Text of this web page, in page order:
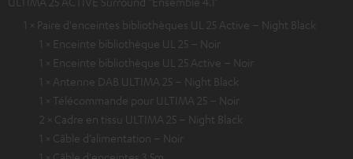
1 × Paire d'enceintes bibliothèques UL 25 Active – Night Black
1 × Enceinte bibliothèque UL 25 – Noir
1 × Enceinte bibliothèque UL 25 Active – Noir
1 × Antenne DAB ULTIMA 25 – Night Black
1 × Télécommande pour ULTIMA 25 – Noir
2 × Cadre en tissu ULTIMA 25 – Night Black
1 × Câble d’alimentation – Noir